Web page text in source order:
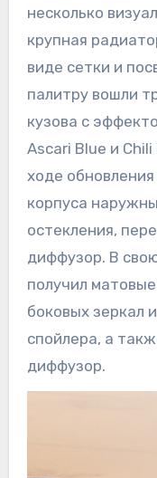
несколько
крупная
виде сетки и
палитру вошли
кузова с
Ascari Blue и Chili
ходе
корпуса
остекления,
диффузор. В
получил
боковых зеркал
спойлера, а
диффузор.